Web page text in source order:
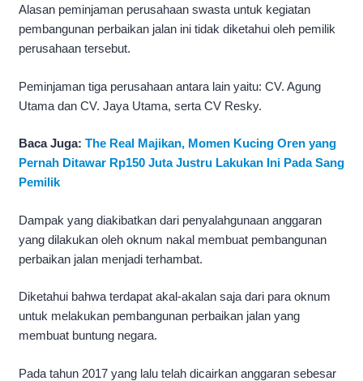
Alasan peminjaman perusahaan swasta untuk kegiatan
pembangunan perbaikan jalan ini tidak diketahui oleh pemilik
perusahaan tersebut.
Peminjaman tiga perusahaan antara lain yaitu: CV. Agung
Utama dan CV. Jaya Utama, serta CV Resky.
Baca Juga: The Real Majikan, Momen Kucing Oren yang
Pernah Ditawar Rp150 Juta Justru Lakukan Ini Pada Sang
Pemilik
Dampak yang diakibatkan dari penyalahgunaan anggaran
yang dilakukan oleh oknum nakal membuat pembangunan
perbaikan jalan menjadi terhambat.
Diketahui bahwa terdapat akal-akalan saja dari para oknum
untuk melakukan pembangunan perbaikan jalan yang
membuat buntung negara.
Pada tahun 2017 yang lalu telah dicairkan anggaran sebesar